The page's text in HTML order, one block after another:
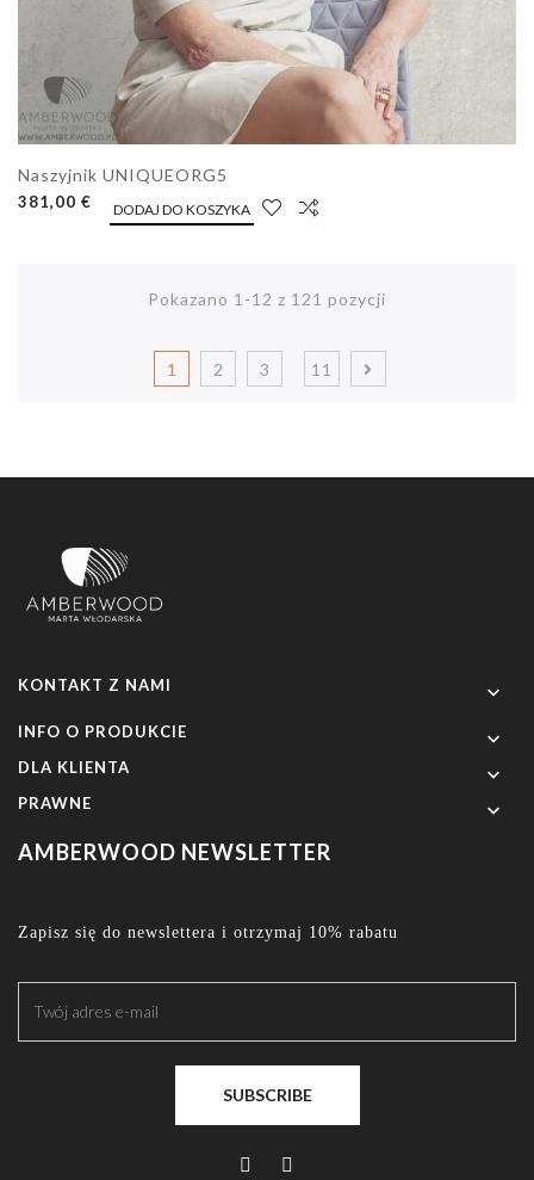
Naszyjnik UNIQUEORG5
381,00 € DODAJ DO KOSZYKA
Pokazano 1-12 z 121 pozycji
1 2 3 11
KONTAKT Z NAMI 
INFO O PRODUKCIE 
DLA KLIENTA 
PRAWNE 
AMBERWOOD NEWSLETTER
Zapisz się do newslettera i otrzymaj 10% rabatu
SUBSCRIBE